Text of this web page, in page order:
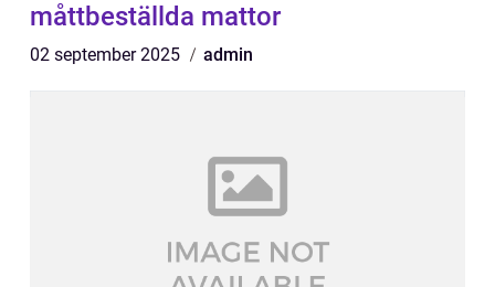
måttbeställda mattor
02 september 2025 admin